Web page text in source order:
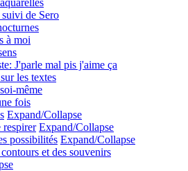
suivi de Sero
à moi
J'parle mal pis j'aime ça
les textes
même
fois
Expand/Collapse
respirer Expand/Collapse
possibilités Expand/Collapse
et des souvenirs